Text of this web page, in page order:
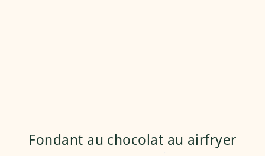
Fondant au chocolat au airfryer